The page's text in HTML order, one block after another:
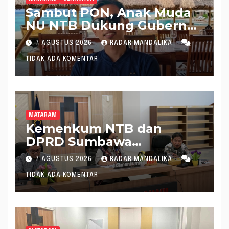
Sambut PON, Anak Muda
NU NTB Dukung Gubernur
Pimpin KONI NTB
7 AGUSTUS 2026 RADAR MANDALIKA
TIDAK ADA KOMENTAR
MATARAM
Kemenkum NTB dan
DPRD Sumbawa
Mantapkan Rencana
Pembentukan 8 Raperda
Inisiatif
7 AGUSTUS 2026 RADAR MANDALIKA
TIDAK ADA KOMENTAR